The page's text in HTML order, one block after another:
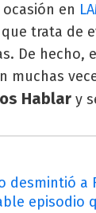
en
trata de
De hecho,
muchas
Hablar y
desmintió a
episodio